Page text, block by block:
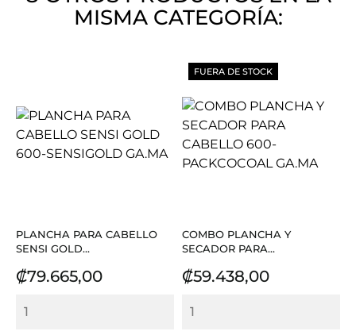
MISMA CATEGORÍA:
PLANCHA PARA CABELLO
SENSI GOLD...
Precio
₡79.665,00
COMBO PLANCHA Y
SECADOR PARA...
Precio
₡59.438,00
FUERA DE STOCK